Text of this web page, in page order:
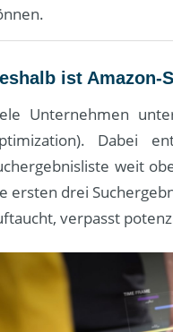
ist Amazon-
Unternehmen
Dabei
weit
ersten drei
verpasst